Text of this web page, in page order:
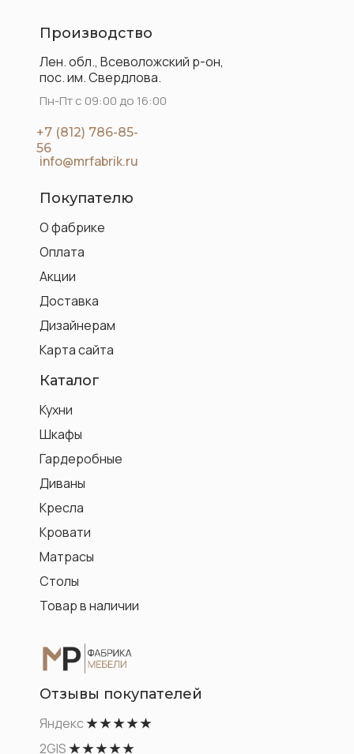
Акции
Оплата
Доставка
О фабрике
Производство
Покупателю
Каталог
Отзывы покупателей
+7 (812) 786-85-
56
Пн-Пт с 09:00 до 16:00
Карта сайта
Дизайнерам
Кресла
Кровати
Диваны
Шкафы
Гардеробные
Кухни
Лен. обл., Всеволожский р-он,
пос. им. Свердлова.
info@mrfabrik.ru
Яндекс★ ★ ★ ★ ★
2GIS★ ★ ★ ★ ★
Столы
Матрасы
Товар в наличии